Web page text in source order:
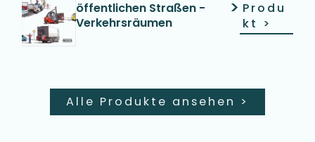
öffentlichen Straßen -
Verkehrsräumen
> Produ
kt >
Alle Produkte ansehen >